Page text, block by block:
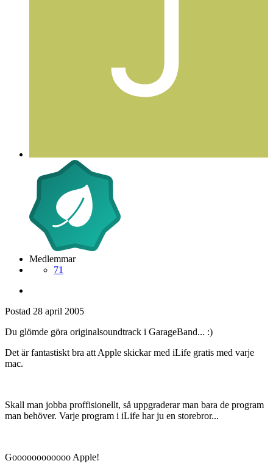
Medlemmar
71
Postad 28 april 2005
Du glömde göra originalsoundtrack i GarageBand... :)
Det är fantastiskt bra att Apple skickar med iLife gratis med varje
mac.
Skall man jobba proffisionellt, så uppgraderar man bara de program
man behöver. Varje program i iLife har ju en storebror...
Goooooooooooo Apple!